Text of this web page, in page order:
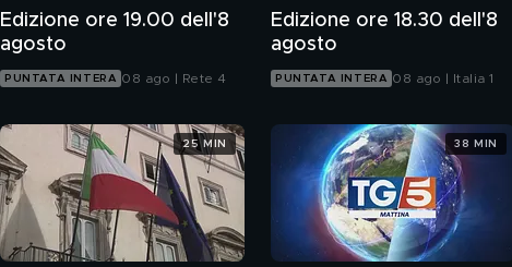
Edizione ore 19.00 dell'8
agosto
PUNTATA INTERA 08 ago | Rete 4
Edizione ore 18.30 dell'8
agosto
PUNTATA INTERA 08 ago | Italia 1
25 MIN 38 MIN